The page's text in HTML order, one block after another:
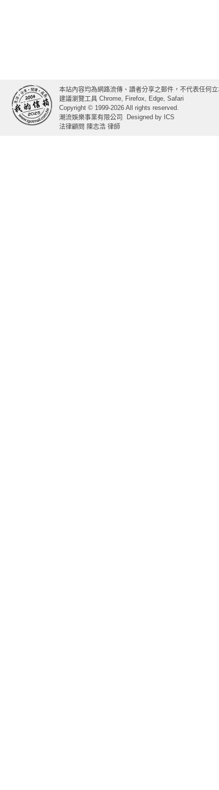
本站內容均為網路流傳、讀者分享之郵件，不代表任何
建議瀏覽工具 Chrome, Firefox, Edge, Safari
Copyright © 1999-2026 All rights reserved.
潮流娛樂事業有限公司
Designed by ICS
法律顧問 陳志浩 律師